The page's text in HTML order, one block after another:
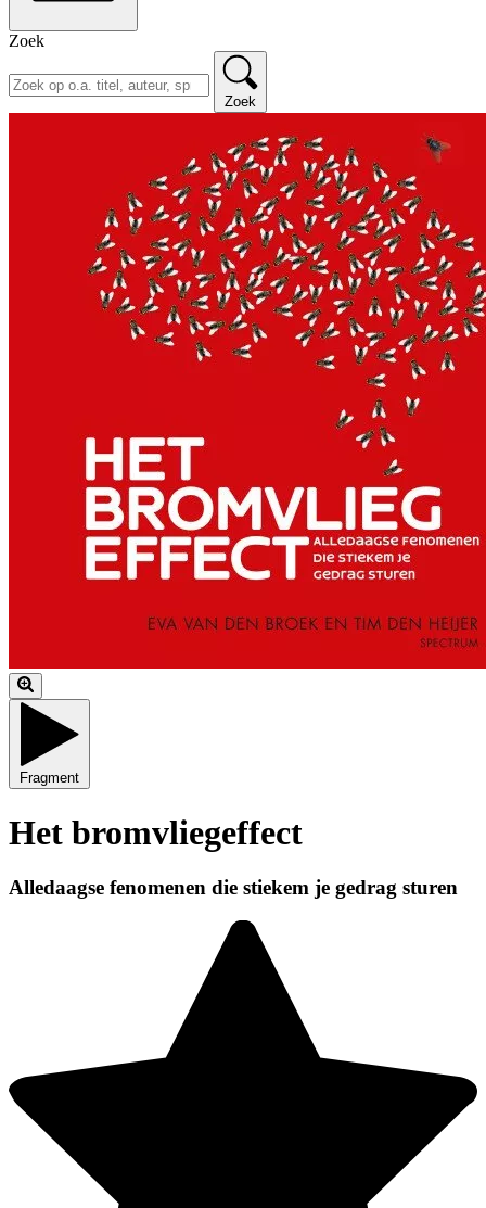
Zoek
Zoek
Fragment
Het bromvliegeffect
Alledaagse fenomenen die stiekem je gedrag sturen